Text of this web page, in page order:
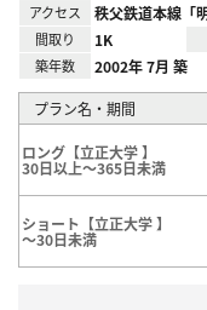
アクセス 秩父鉄道本線「
間取り 1K
築年数 2002年 7月 築
プラン名・期間
ロング【立正大学 】
30日以上～365日未満
ショート【立正大学 】
～30日未満